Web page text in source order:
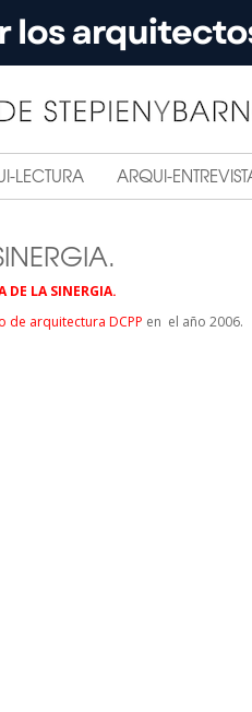
LECTURA ARQUI-
DE LA SINERGIA.
de arquitectura DCPP en el año 2006.